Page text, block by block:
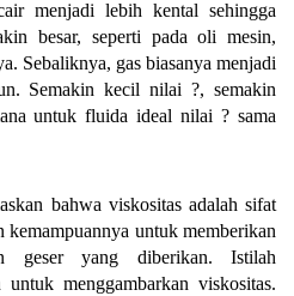
menjadi lebih kental sehingga
besar, seperti pada oli mesin,
Sebaliknya, gas biasanya menjadi
Semakin kecil nilai ?, semakin
untuk fluida ideal nilai ? sama
bahwa viskositas adalah sifat
untuk memberikan
geser yang diberikan. Istilah
menggambarkan viskositas.